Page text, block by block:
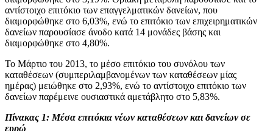
αντίστοιχο επιτόκιο των επαγγελματικών δανείων, που
διαμορφώθηκε στο 6,03%, ενώ το επιτόκιο των επιχειρηματικών
δανείων παρουσίασε άνοδο κατά 14 μονάδες βάσης και
διαμορφώθηκε στο 4,80%.
Το Μάρτιο του 2013, το μέσο επιτόκιο του συνόλου των
καταθέσεων (συμπεριλαμβανομένων των καταθέσεων μίας
ημέρας) μειώθηκε στο 2,93%, ενώ το αντίστοιχο επιτόκιο των
δανείων παρέμεινε ουσιαστικά αμετάβλητο στο 5,83%.
Πίνακας 1: Μέσα επιτόκια νέων καταθέσεων και δανείων σε
ευρώ